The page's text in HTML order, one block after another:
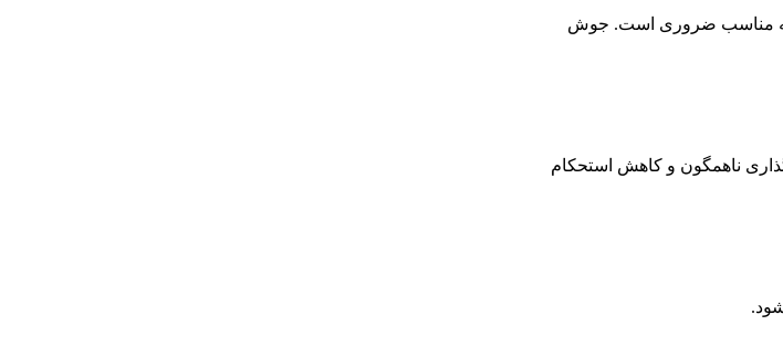
مناسب ضروری است. جوش
ناهمگون و کاهش استحکام